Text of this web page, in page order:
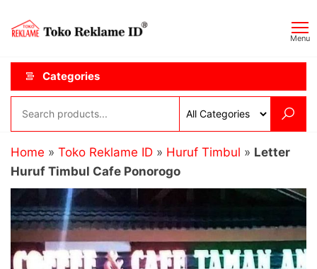
content
ID
Menu
Categories
Home » Toko Reklame ID » Huruf Timbul » Letter
Huruf Timbul Cafe Ponorogo